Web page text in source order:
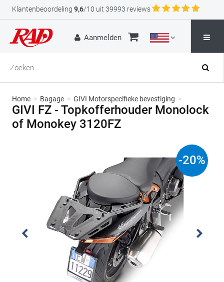
Klantenbeoordeling 9,6/10 uit 39993 reviews
Aanmelden
Home > Bagage > GIVI Motorspecifieke bevestiging >
GIVI FZ - Topkofferhouder Monolock
of Monokey 3120FZ
-20%